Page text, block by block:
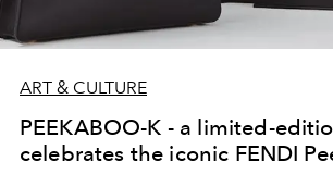
ART & CULTURE
PEEKABOO-K - a limited-
celebrates the iconic FENDI